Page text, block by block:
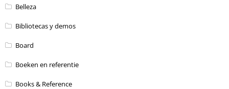
Belleza
Bibliotecas y demos
Board
Boeken en referentie
Books & Reference